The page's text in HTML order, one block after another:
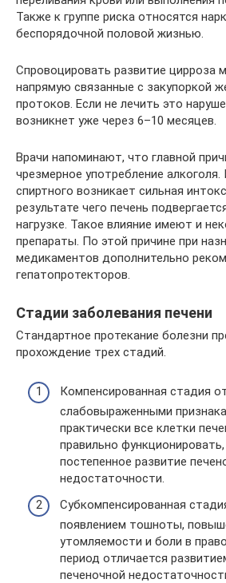
Также к группе риска относятся
беспорядочной половой жизнью.
Спровоцировать развитие цирроза
напрямую связанные с закупоркой
протоков. Если не лечить это
возникнет уже через 6–10 месяцев.
Врачи напоминают, что главной
чрезмерное употребление
спиртного возникает сильная
результате чего печень
нагрузке. Такое влияние имеют и
препараты. По этой причине при
медикаментов дополнительно
гепатопротекторов.
Стадии заболевания печени
Стандартное протекание болезни
прохождение трех стадий.
Компенсированная стадия
слабовыраженными
практически все клетки
правильно
постепенное развитие
недостаточности.
Субкомпенсированная
появлением тошноты,
утомляемости и боли в
период отличается
печеночной